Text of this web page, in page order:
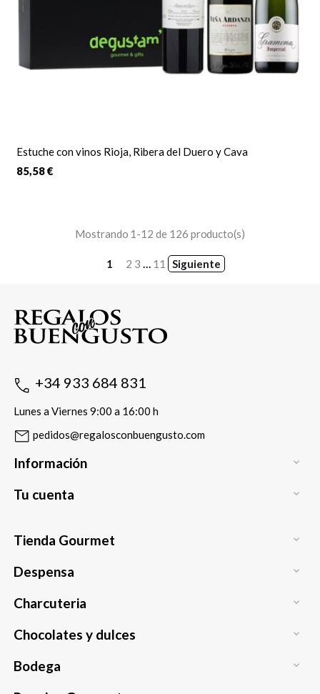
Estuche con vinos Rioja, Ribera del Duero y Cava
85,58 €
Mostrando 1-12 de 126 producto(s)
1 2 3 … 11 Siguiente
+34 933 684 831
Lunes a Viernes 9:00 a 16:00 h
pedidos@regalosconbuengusto.com
Información 
Tu cuenta 
Tienda Gourmet 
Despensa 
Charcuteria 
Chocolates y dulces 
Bodega 